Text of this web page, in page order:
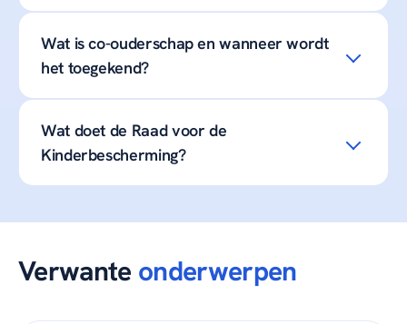
Wat is co-ouderschap en wanneer wordt
het toegekend?
Wat doet de Raad voor de
Kinderbescherming?
Verwante onderwerpen